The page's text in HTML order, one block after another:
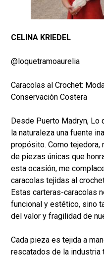
CELINA KRIEDEL
@loquetramoaurelia
Caracolas al Crochet:
Conservación Costera
Desde Puerto Madryn, Lo
la naturaleza una fuente
propósito. Como tejedora,
de piezas únicas que
esta ocasión, me
caracolas tejidas al
Estas carteras-caracolas
funcional y estético, sino
del valor y fragilidad de
Cada pieza es tejida a
rescatados de la